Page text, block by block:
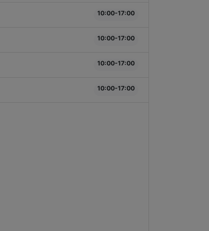
10:00-17:00
10:00-17:00
10:00-17:00
10:00-17:00